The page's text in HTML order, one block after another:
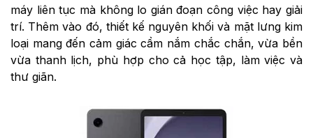
máy liên tục mà không lo gián đoạn công việc hay giải
trí. Thêm vào đó, thiết kế nguyên khối và mặt lưng kim
loại mang đến cảm giác cầm nắm chắc chắn, vừa bền
vừa thanh lịch, phù hợp cho cả học tập, làm việc và
thư giãn.